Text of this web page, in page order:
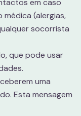
em caso
médica (alergias,
socorrista
que pode usar
uma
Esta mensagem